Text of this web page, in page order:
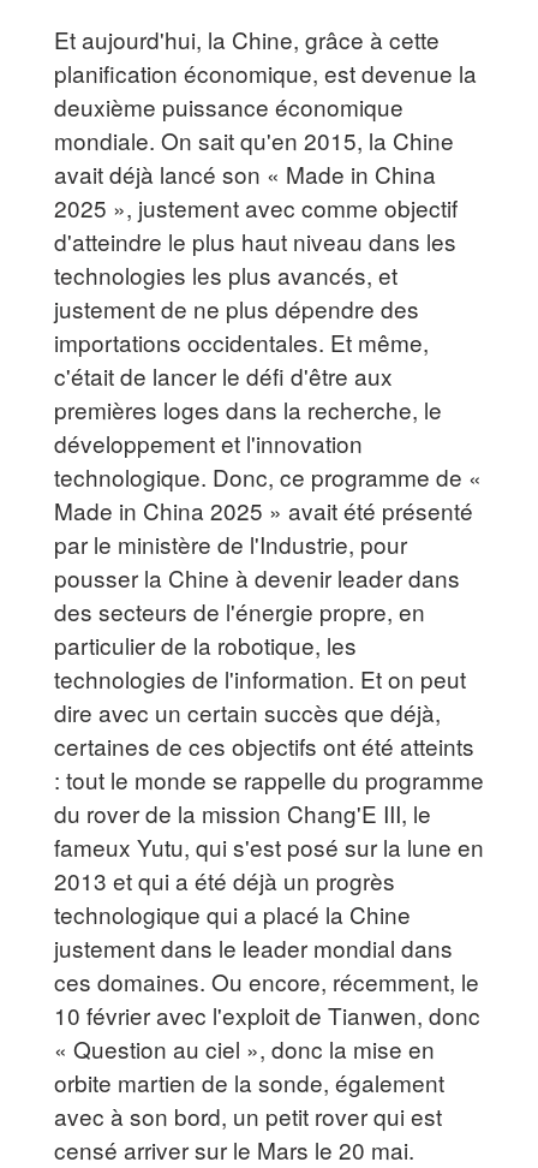
Et aujourd'hui, la Chine, grâce à cette
planification économique, est devenue la
deuxième puissance économique
mondiale. On sait qu'en 2015, la Chine
avait déjà lancé son « Made in China
2025 », justement avec comme objectif
d'atteindre le plus haut niveau dans les
technologies les plus avancés, et
justement de ne plus dépendre des
importations occidentales. Et même,
c'était de lancer le défi d'être aux
premières loges dans la recherche, le
développement et l'innovation
technologique. Donc, ce programme de «
Made in China 2025 » avait été présenté
par le ministère de l'Industrie, pour
pousser la Chine à devenir leader dans
des secteurs de l'énergie propre, en
particulier de la robotique, les
technologies de l'information. Et on peut
dire avec un certain succès que déjà,
certaines de ces objectifs ont été atteints
: tout le monde se rappelle du programme
du rover de la mission Chang'E III, le
fameux Yutu, qui s'est posé sur la lune en
2013 et qui a été déjà un progrès
technologique qui a placé la Chine
justement dans le leader mondial dans
ces domaines. Ou encore, récemment, le
10 février avec l'exploit de Tianwen, donc
« Question au ciel », donc la mise en
orbite martien de la sonde, également
avec à son bord, un petit rover qui est
censé arriver sur le Mars le 20 mai.